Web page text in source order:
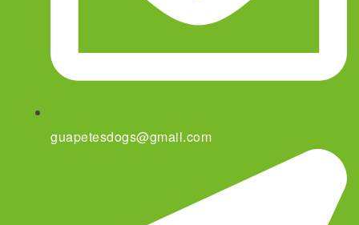
guapetesdogs@gmail.com